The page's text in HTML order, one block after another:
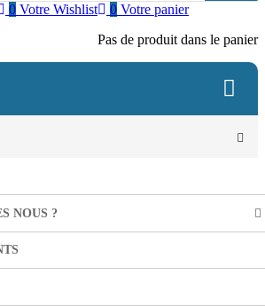
0 Votre panier
Pas de produit dans le panier
0 Votre Wishlist
NOUS ?